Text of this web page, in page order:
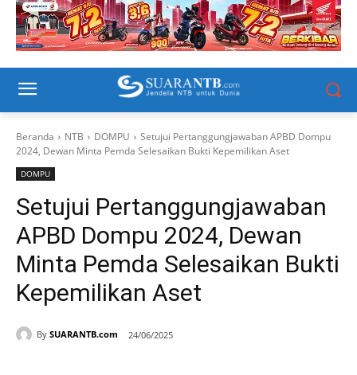
Beranda NTB DOMPU
Setujui Pertanggungjawaban APBD Dompu
2024, Dewan Minta Pemda Selesaikan Bukti Kepemilikan Aset
DOMPU
Setujui Pertanggungjawaban
APBD Dompu 2024, Dewan
Minta Pemda Selesaikan Bukti
Kepemilikan Aset
By SUARANTB.com 24/06/2025